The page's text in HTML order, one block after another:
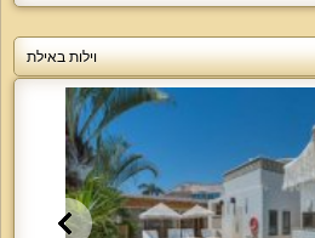
וילות באילת